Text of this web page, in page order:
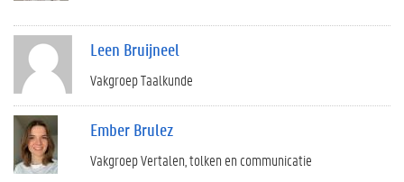
Leen Bruijneel
Vakgroep Taalkunde
Ember Brulez
Vakgroep Vertalen, tolken en communicatie